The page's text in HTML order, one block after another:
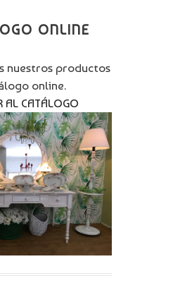
ONLINE
nuestros productos
online.
AL CATÁLOGO